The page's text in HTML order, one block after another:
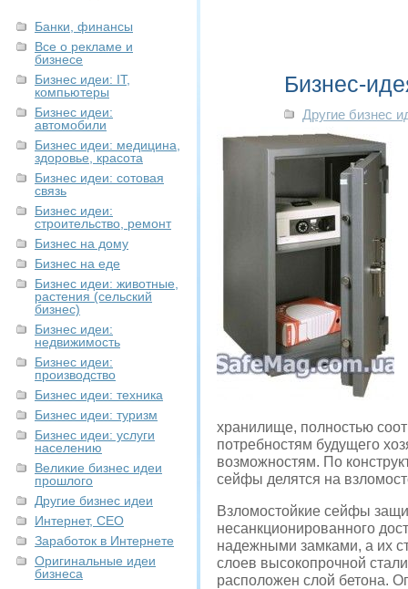
Банки, финансы
Все о рекламе и
бизнесе
Бизнес идеи: IT,
компьютеры
Бизнес идеи:
автомобили
Бизнес идеи: медицина,
здоровье, красота
Бизнес идеи: сотовая
связь
Бизнес идеи:
строительство, ремонт
Бизнес на дому
Бизнес на еде
Бизнес идеи: животные,
растения (сельский
бизнес)
Бизнес идеи:
недвижимость
Бизнес идеи:
производство
Бизнес идеи: техника
Бизнес идеи: туризм
Бизнес идеи: услуги
населению
Великие бизнес идеи
прошлого
Другие бизнес идеи
Интернет, СЕО
Заработок в Интернете
Оригинальные идеи
бизнеса
Бизнес-
Другие бизнес
хранилище, полностью
потребностям будущего
возможностям. По
сейфы делятся на
Взломостойкие сейфы
несанкционированного
надежными замками, а их
слоев высокопрочной
расположен слой бетона.